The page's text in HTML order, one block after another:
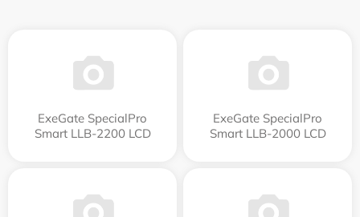
ExeGate SpecialPro
Smart LLB-2200 LCD
ExeGate SpecialPro
Smart LLB-2000 LCD